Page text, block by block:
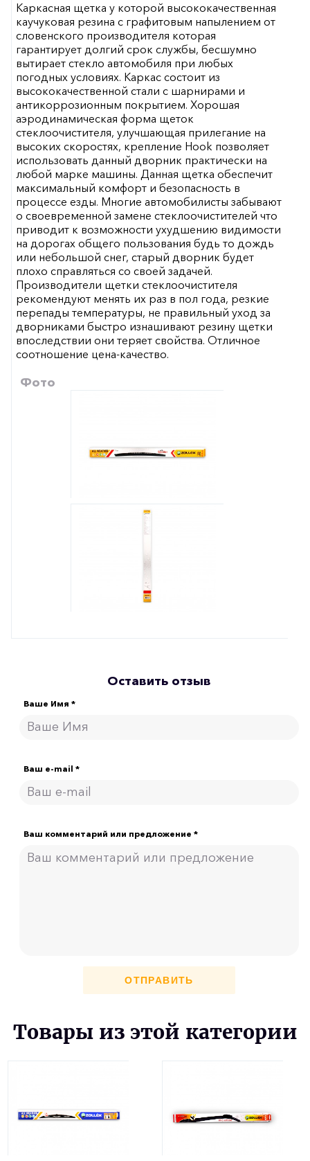
Каркасная щетка у которой высококачественная
каучуковая резина с графитовым напылением от
словенского производителя которая
гарантирует долгий срок службы, бесшумно
вытирает стекло автомобиля при любых
погодных условиях. Каркас состоит из
высококачественной стали с шарнирами и
антикоррозионным покрытием. Хорошая
аэродинамическая форма щеток
стеклоочистителя, улучшающая прилегание на
высоких скоростях, крепление Hook позволяет
использовать данный дворник практически на
любой марке машины. Данная щетка обеспечит
максимальный комфорт и безопасность в
процессе езды. Многие автомобилисты забывают
о своевременной замене стеклоочистителей что
приводит к возможности ухудшению видимости
на дорогах общего пользования будь то дождь
или небольшой снег, старый дворник будет
плохо справляться со своей задачей.
Производители щетки стеклоочистителя
рекомендуют менять их раз в пол года, резкие
перепады температуры, не правильный уход за
дворниками быстро изнашивают резину щетки
впоследствии они теряет свойства. Отличное
соотношение цена-качество.
Фото
Оставить отзыв
Ваше Имя *
Ваш e-mail *
Ваш комментарий или предложение *
ОТПРАВИТЬ
Товары из этой категории